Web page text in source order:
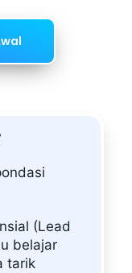
(Lead
belajar
tarik